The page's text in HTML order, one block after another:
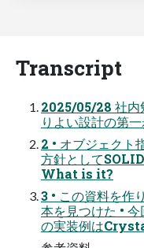
Transcript
2025/05/28 社内
りよい設計の第一
2 • オブジェクト
方針として
What is it?
3 • この資料を作
本を見つけた •
の実装例は